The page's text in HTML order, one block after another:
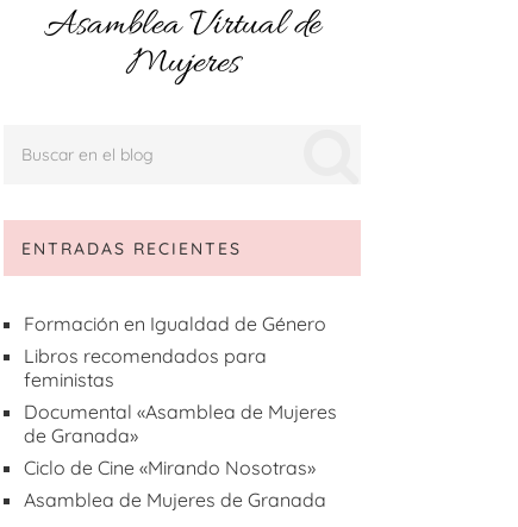
Asamblea Virtual de
Mujeres
ENTRADAS RECIENTES
Formación en Igualdad de Género
Libros recomendados para
feministas
Documental «Asamblea de Mujeres
de Granada»
Ciclo de Cine «Mirando Nosotras»
Asamblea de Mujeres de Granada